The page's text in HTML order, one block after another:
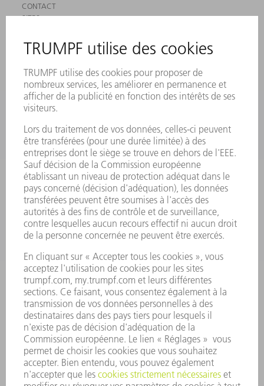
CONTACT
SITES
INSCRIPTION À LA NEWSLETTER
MYTRUMPF
PRODUITS
MACHINES & SYSTÈMES
LASER
ELECTRONIQUE DE PUISSANCE
OUTILS ÉLECTRIQUES
SMART FACTORY
LOGICIEL
SERVICES
APPLICATIONS
SECTEURS D'ACTIVITÉ
ENTREPRISE
CARRIÈRE
OFFRES
PROFIL DE L'ENTREPRISE
CONSEIL D'ADMINISTRATION
RAPPORT ANNUEL
PRINCIPES FONDAMENTAUX DE L'ENTREPRISE
CONFORMITÉ
SYSTÈME D'ALERTE
SÉCURITÉ
COMMUNIQUÉS DE PRESSE
MAGAZINE
DURABILITÉ
ENVIRONNEMENT ET CLIMAT
SOCIAL ET SOCIÉTÉ
GESTION D'ENTREPRISE